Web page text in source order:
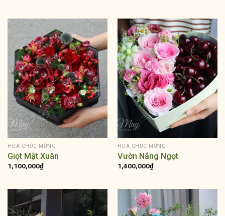
HOA CHÚC MỪNG
Giọt Mật Xuân
1,100,000₫
HOA CHÚC MỪNG
Vườn Nắng Ngọt
1,400,000₫